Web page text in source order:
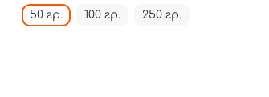
50 гр. 100 гр. 250 гр.